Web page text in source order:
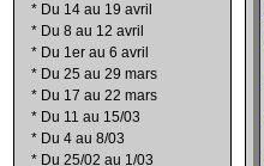
* Du 14 au 19 avril
* Du 8 au 12 avril
* Du 1er au 6 avril
* Du 25 au 29 mars
* Du 17 au 22 mars
* Du 11 au 15/03
* Du 4 au 8/03
* Du 25/02 au 1/03